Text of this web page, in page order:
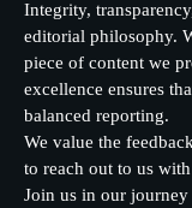
Integrity,
editorial philosophy.
piece of content we
excellence ensures
balanced reporting.
We value the
to reach out to us
Join us in our